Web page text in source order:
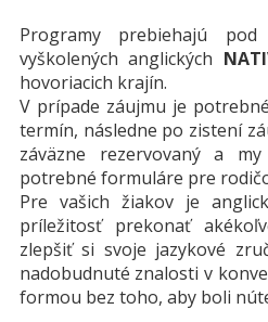
Programy prebiehajú
vyškolených anglických
hovoriacich krajín.
V prípade záujmu je
termín, následne po zistení
záväzne rezervovaný a
potrebné formuláre pre
Pre vašich žiakov je
príležitosť prekonať
zlepšiť si svoje jazykové
nadobudnuté znalosti v
formou bez toho, aby boli